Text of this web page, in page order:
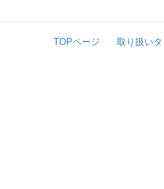
TOPページ 取り扱い